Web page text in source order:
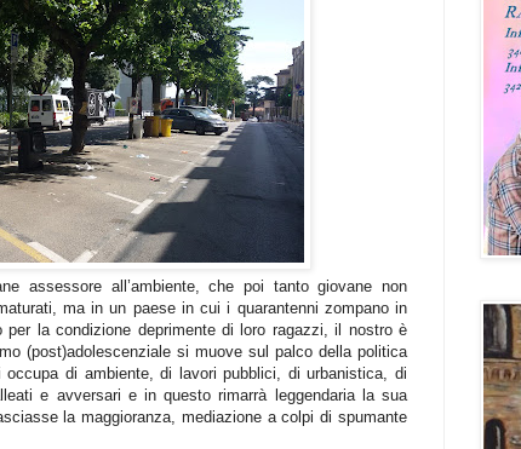
assessore all’ambiente, che poi tanto giovane non
ma in un paese in cui i quarantenni zompano in
la condizione deprimente di loro ragazzi, il nostro è
(post)adolescenziale si muove sul palco della politica
di ambiente, di lavori pubblici, di urbanistica, di
e avversari e in questo rimarrà leggendaria la sua
la maggioranza, mediazione a colpi di spumante